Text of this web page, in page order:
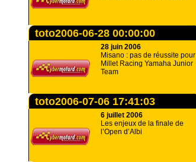
toto2006-06-28 00:00:00
28 juin 2006
Misano : pas de réussite pour
Millet Racing Yamaha Junior
Team
toto2006-07-06 17:41:03
6 juillet 2006
Les enjeux de la finale de
l’Open d’Albi